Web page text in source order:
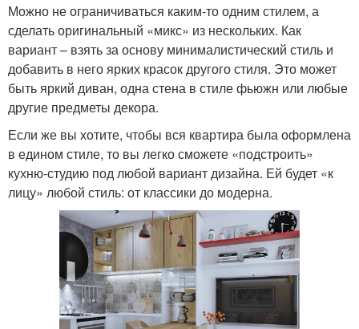
Можно не ограничиваться каким-то одним стилем, а
сделать оригинальный «микс» из нескольких. Как
вариант – взять за основу минималистический стиль и
добавить в него ярких красок другого стиля. Это может
быть яркий диван, одна стена в стиле фьюжн или любые
другие предметы декора.
Если же вы хотите, чтобы вся квартира была оформлена
в едином стиле, то вы легко сможете «подстроить»
кухню-студию под любой вариант дизайна. Ей будет «к
лицу» любой стиль: от классики до модерна.